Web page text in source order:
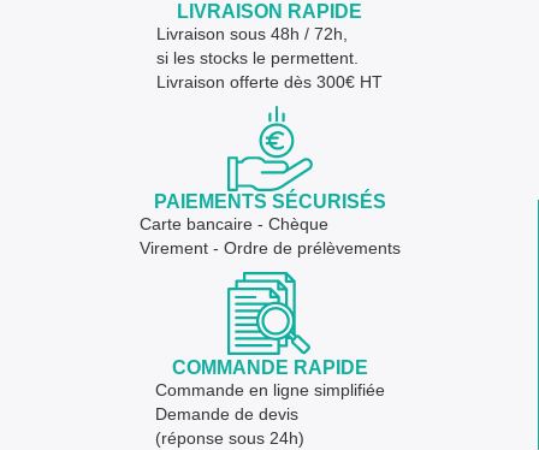
LIVRAISON RAPIDE
Livraison sous 48h / 72h,
si les stocks le permettent.
Livraison offerte dès 300€ HT
PAIEMENTS SÉCURISÉS
Carte bancaire - Chèque
Virement - Ordre de prélèvements
COMMANDE RAPIDE
Commande en ligne simplifiée
Demande de devis
(réponse sous 24h)